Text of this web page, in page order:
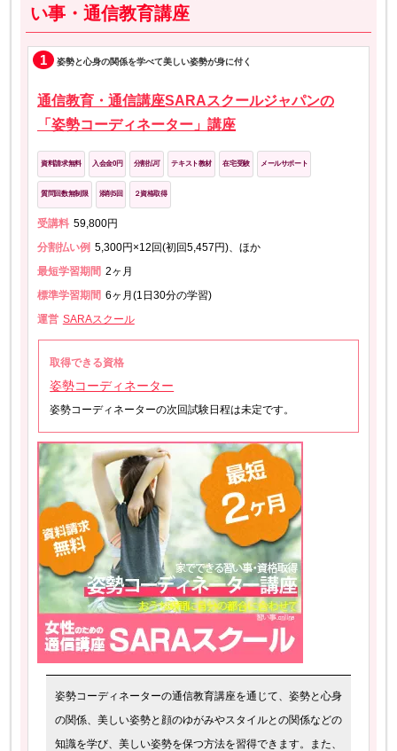
い事・通信教育講座
1 姿勢と心身の関係を学べて美しい姿勢が身に付く
通信教育・通信講座SARAスクールジャパンの
「姿勢コーディネーター」講座
資料請求無料 入会金0円 分割払可 テキスト教材 在宅受験 メールサポート
質問回数無制限 添削5回 ２資格取得
受講料 59,800円
分割払い例 5,300円×12回(初回5,457円)、ほか
最短学習期間 2ヶ月
標準学習期間 6ヶ月(1日30分の学習)
運営 SARAスクール
取得できる資格
姿勢コーディネーター
姿勢コーディネーターの次回試験日程は未定です。
姿勢コーディネーターの通信教育講座を通じて、姿勢と心身
の関係、美しい姿勢と顔のゆがみやスタイルとの関係などの
知識を学び、美しい姿勢を保つ方法を習得できます。また、